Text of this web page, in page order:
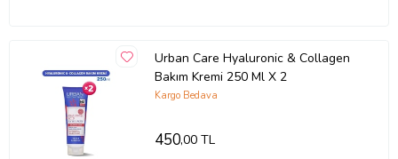
Urban Care Hyaluronic & Collagen
Bakım Kremi 250 Ml X 2
Kargo Bedava
450,00 TL